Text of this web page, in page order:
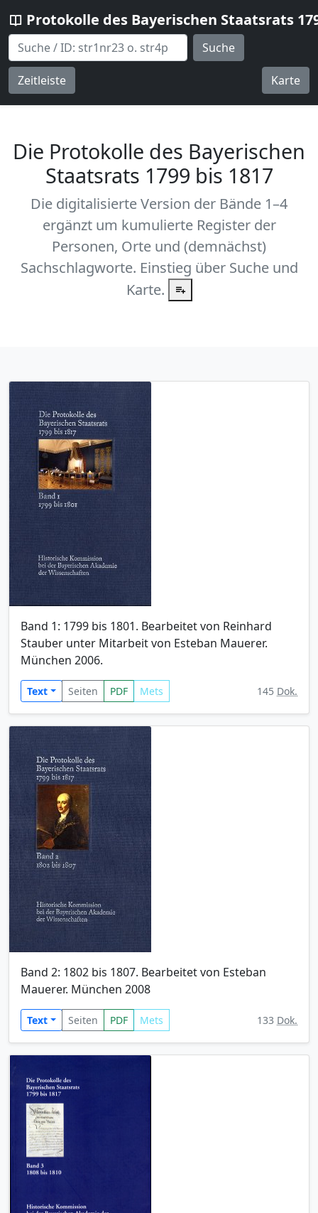
Protokolle des Bayerischen Staatsrats
Suche
Zeitleiste Karte
Die Protokolle des Bayerischen
Staatsrats 1799 bis 1817
Die digitalisierte Version der Bände 1–4
ergänzt um kumulierte Register der
Personen, Orte und (demnächst)
Sachschlagworte. Einstieg über Suche und
Karte.
Band 1: 1799 bis 1801. Bearbeitet von Reinhard
Stauber unter Mitarbeit von Esteban Mauerer.
München 2006.
Text Seiten PDF Mets 145 Dok.
Band 2: 1802 bis 1807. Bearbeitet von Esteban
Mauerer. München 2008
Text Seiten PDF Mets 133 Dok.